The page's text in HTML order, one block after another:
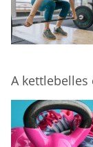
A kettlebelles